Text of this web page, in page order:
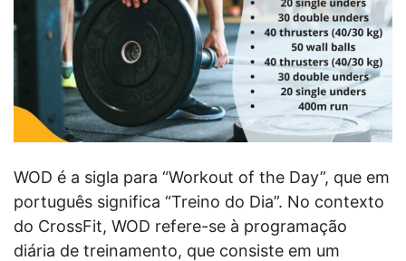
WOD é a sigla para “Workout of the Day”, que em
português significa “Treino do Dia”. No contexto
do CrossFit, WOD refere-se à programação
diária de treinamento, que consiste em um